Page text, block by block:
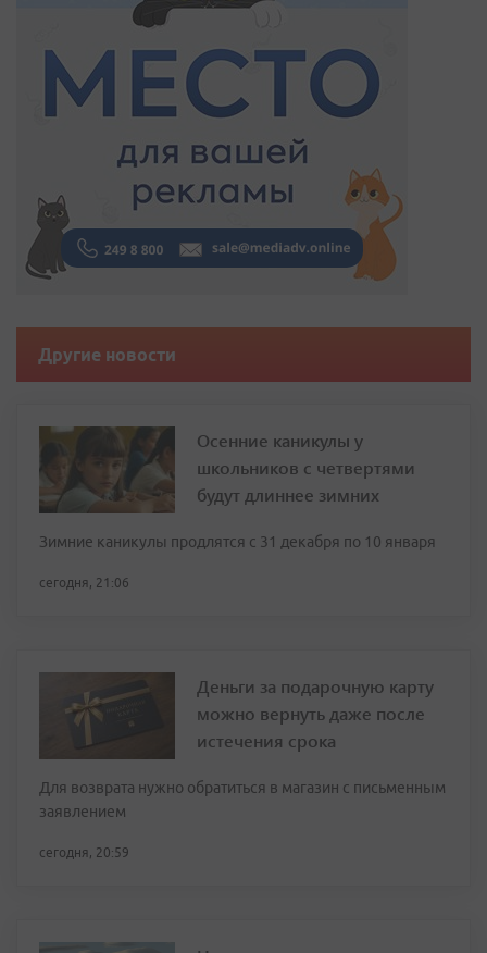
Другие новости
Осенние каникулы у
школьников с четвертями
будут длиннее зимних
Зимние каникулы продлятся с 31 декабря по 10 января
сегодня, 21:06
Деньги за подарочную карту
можно вернуть даже после
истечения срока
Для возврата нужно обратиться в магазин с письменным
заявлением
сегодня, 20:59